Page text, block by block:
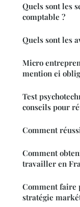
Quels sont les
comptable ?
Quels sont les
Micro
mention ei
Test
conseils pour
Comment
Comment
travailler en
Comment faire
stratégie